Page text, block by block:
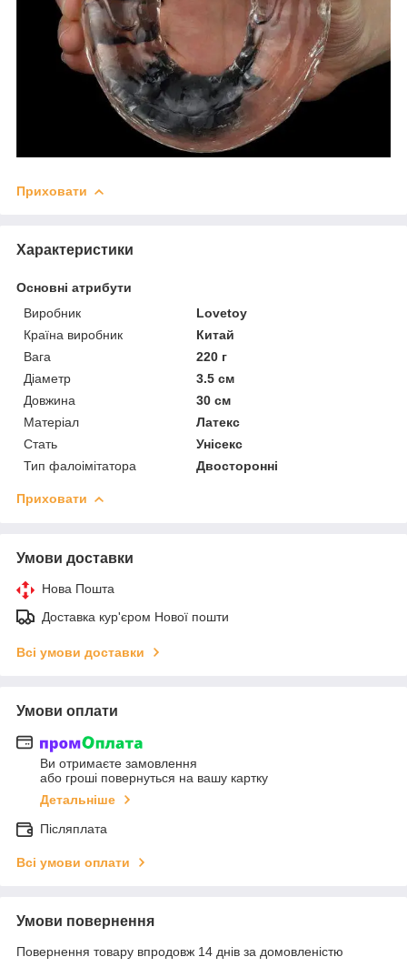
Приховати
Характеристики
Основні атрибути
Виробник
Lovetoy
Країна виробник
Китай
Вага
220 г
Діаметр
3.5 см
Довжина
30 см
Матеріал
Латекс
Стать
Унісекс
Тип фалоімітатора
Двосторонні
Приховати
Умови доставки
Нова Пошта
Доставка кур'єром Нової пошти
Всі умови доставки
Умови оплати
Ви отримаєте замовлення
або гроші повернуться на вашу картку
Детальніше
Післяплата
Всі умови оплати
Умови повернення
Повернення товару впродовж 14 днів за домовленістю